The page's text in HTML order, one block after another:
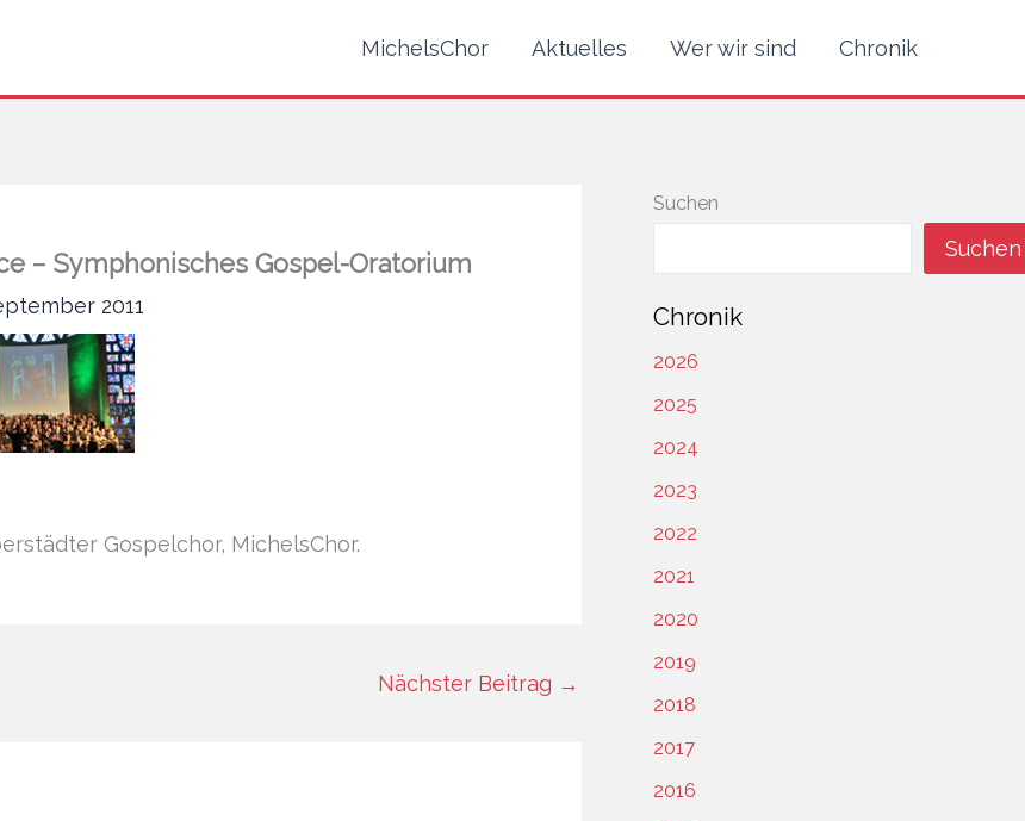
MichelsChor Aktuelles Wer wir sind Chronik
– Symphonisches Gospel-Oratorium
2011
Gospelchor, MichelsChor.
Nächster Beitrag →
Suchen
Suchen
Chronik
2026
2025
2024
2023
2022
2021
2020
2019
2018
2017
2016